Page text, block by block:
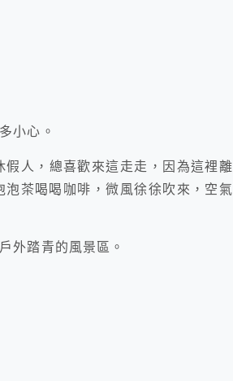
小心。
人，總喜歡來這走走，因為這裡離
茶喝喝咖啡，微風徐徐吹來，空氣
外踏青的風景區。